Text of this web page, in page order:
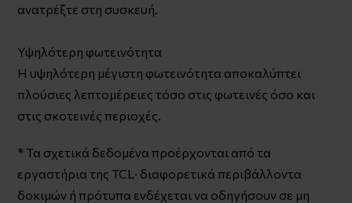
ανατρέξτε στη συσκευή.
Υψηλότερη φωτεινότητα
Η υψηλότερη μέγιστη φωτεινότητα αποκαλύπτει
πλούσιες λεπτομέρειες τόσο στις φωτεινές όσο και
στις σκοτεινές περιοχές.
* Τα σχετικά δεδομένα προέρχονται από τα
εργαστήρια της TCL· διαφορετικά περιβάλλοντα
δοκιμών ή πρότυπα ενδέχεται να οδηγήσουν σε μη